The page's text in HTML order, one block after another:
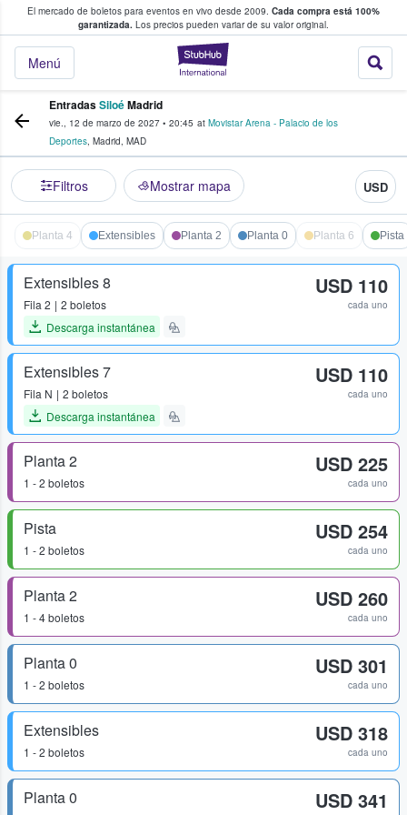
El mercado de boletos para eventos en vivo desde 2009. Cada compra está 100%
garantizada. Los precios pueden variar de su valor original.
StubHub: donde
Menú
fans compran y venden boletos
EntradasSiloéMadrid
vie., 12 de marzo de 2027 • 20:45 at Movistar Arena - Palacio de los
Deportes, Madrid, MAD
Filtros Mostrar mapa USD
Planta 4 Extensibles Planta 2 Planta 0 Planta 6 Pista
Extensibles 8
Fila 2
2 boletos
Descarga instantánea
USD 110
cada uno
Extensibles 7
Fila N
2 boletos
Descarga instantánea
USD 110
cada uno
Planta 2
1 - 2 boletos
USD 225
cada uno
Pista
1 - 2 boletos
USD 254
cada uno
Planta 2
1 - 4 boletos
USD 260
cada uno
Planta 0
1 - 2 boletos
USD 301
cada uno
Extensibles
1 - 2 boletos
USD 318
cada uno
Planta 0 USD 341